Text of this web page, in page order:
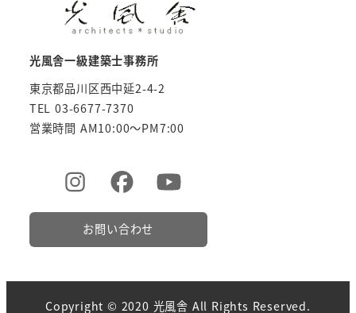
光風舎一級建築士事務所
東京都品川区西中延2-4-2
TEL 03-6677-7370
営業時間 AM10:00～PM7:00
お問い合わせ
Copyright © 2020 光風舎 All Rights Reserved.